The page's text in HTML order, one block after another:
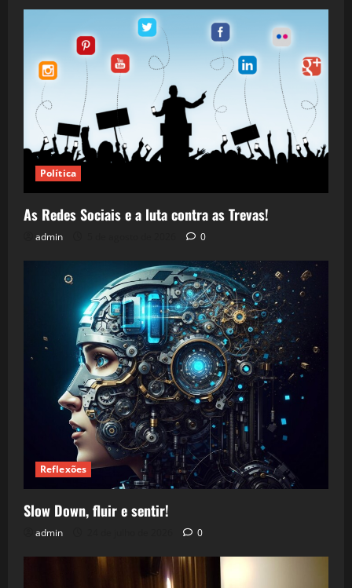
Política
As Redes Sociais e a luta contra as Trevas!
admin 0
Reflexões
Slow Down, fluir e sentir!
admin 0